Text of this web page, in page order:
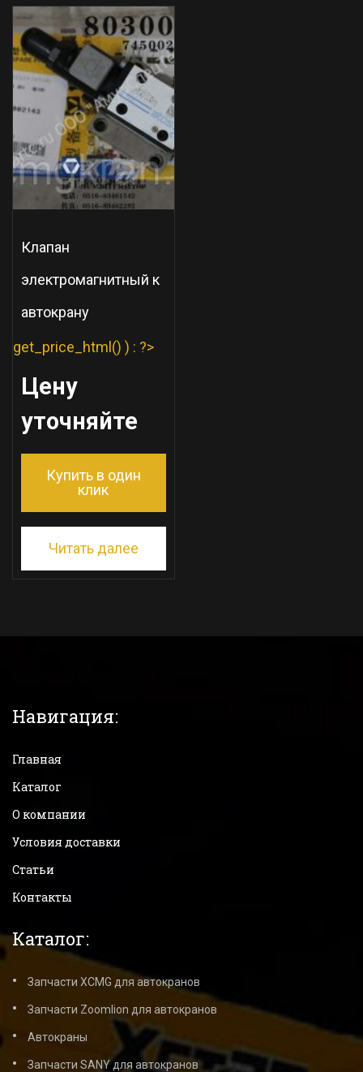
Клапан
электромагнитный к
автокрану
get_price_html() ) : ?>
Цену
уточняйте
Купить в один
клик
Читать далее
Навигация:
Главная
Каталог
О компании
Условия доставки
Статьи
Контакты
Каталог:
Запчасти XCMG для автокранов
Запчасти Zoomlion для автокранов
Автокраны
Запчасти SANY для автокранов